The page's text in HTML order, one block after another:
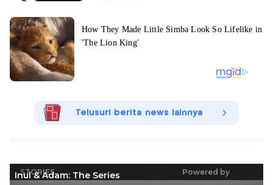
Telusuri berita news lainnya